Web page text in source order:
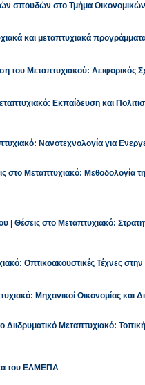
σπουδών στο Τμήμα
και μεταπτυχιακά
του Μεταπτυχιακού: Αειφορικός
Εκπαίδευση και
Νανοτεχνολογία για
στο Μεταπτυχιακό: Μεθοδολογία
Θέσεις στο Μεταπτυχιακό:
Οπτικοακουστικές Τέχνες
Μηχανικοί Οικονομίας και
Μεταπτυχιακό:
του ΕΛΜΕΠΑ